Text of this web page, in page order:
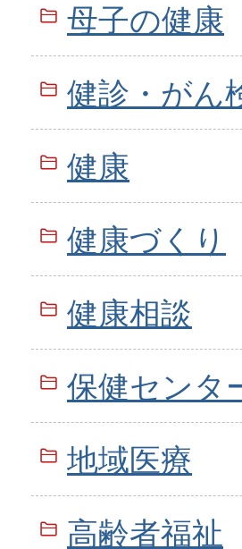
母子の健康
健診・がん
健康
健康づくり
健康相談
保健センタ
地域医療
高齢者福祉